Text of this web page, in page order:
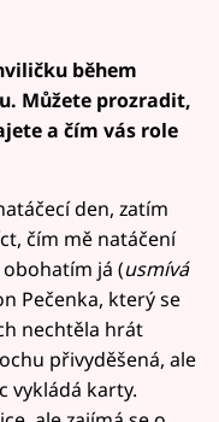
během
Můžete prozradit,
a čím vás role
den, zatím
čím mě natáčení
já (usmívá
Pečenka, který se
nechtěla hrát
přivyděšená, ale
vykládá karty.